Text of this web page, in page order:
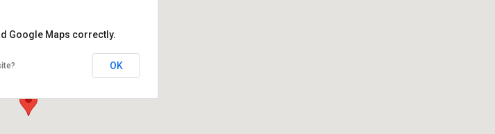
Q1
Hoàng P Đa Kao Q1 TPHCM
Google Maps correctly.
OK